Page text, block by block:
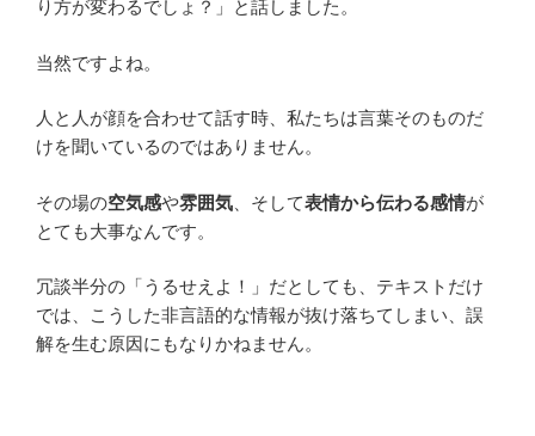
り方が変わるでしょ？」と話しました。
当然ですよね。
人と人が顔を合わせて話す時、私たちは言葉そのものだ
けを聞いているのではありません。
その場の空気感や雰囲気 、そして表情から伝わる感情が
とても大事なんです。
冗談半分の「うるせえよ！」だとしても、テキストだけ
では、こうした非言語的な情報が抜け落ちてしまい、誤
解を生む原因にもなりかねません。